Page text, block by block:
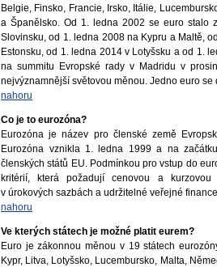
Belgie, Finsko, Francie, Irsko, Itálie,
a Španělsko. Od 1. ledna 2002 se euro stalo
Slovinsku, od 1. ledna 2008 na Kypru a Maltě,
Estonsku, od 1. ledna 2014 v Lotyšsku a od 1.
na summitu Evropské rady v Madridu v
nejvýznamnější světovou měnou. Jedno euro se
nahoru
Co je to eurozóna?
Eurozóna je název pro členské země
Eurozóna vznikla 1. ledna 1999 a na
členských států EU. Podmínkou pro vstup do
kritérií, která požadují cenovou a kurzovou
v úrokových sazbách a udržitelné veřejné
nahoru
Ve kterých státech je možné platit eurem?
Euro je zákonnou měnou v 19 státech
Kypr, Litva, Lotyšsko, Lucembursko, Malta,